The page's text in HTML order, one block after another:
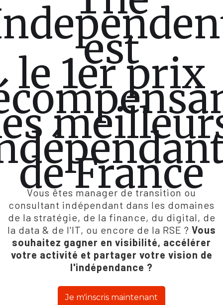
est
le 1er prix
de France
Vous êtes manager de transition ou
consultant indépendant dans les domaines
de la stratégie, de la finance, du digital, de
la data & de l'IT, ou encore de la RSE ? Vous
souhaitez gagner en visibilité, accélérer
votre activité et partager votre vision de
l'indépendance ?
Je m'inscris maintenant